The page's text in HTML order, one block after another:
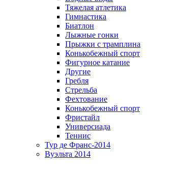
Тяжелая атлетика
Гимнастика
Биатлон
Лыжные гонки
Прыжки с трамплина
Конькобежный спорт
Фигурное катание
Другие
Гребля
Стрельба
Фехтование
Конькобежный спорт
Фристайл
Универсиада
Теннис
Тур де Франс-2014
Вуэльта 2014